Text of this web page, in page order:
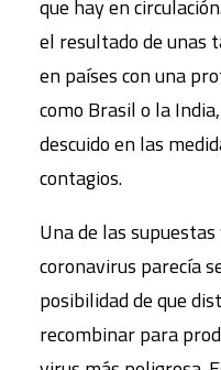
que hay en
el resultado de unas
en países con una
como Brasil o la
descuido en las
contagios.
Una de las
coronavirus parecía
posibilidad de que
recombinar para